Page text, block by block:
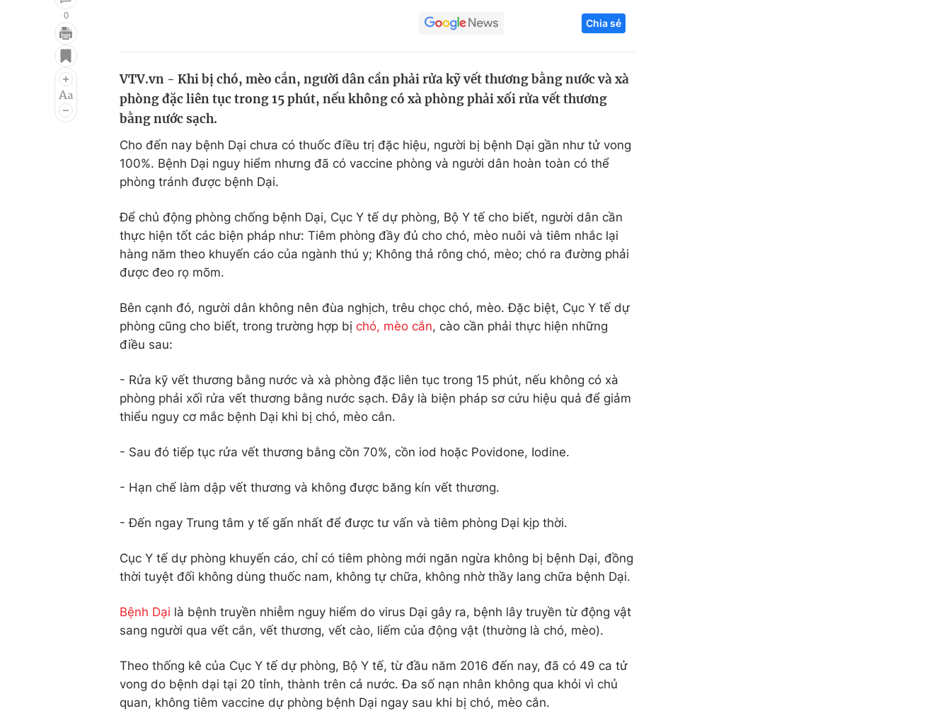
Điện ảnh
Âm nhạc
Du lịch
Làm đẹp
Chất lượng cuộc sống
Tuyển sinh
Học trực tuyến
Hitech Công nghệ tương lai
Sản phẩm
Tư vấn
0
Chia sẻ
VTV.vn - Khi bị chó, mèo cắn, người dân cần phải rửa kỹ vết thương bằng nước và xà
phòng đặc liên tục trong 15 phút, nếu không có xà phòng phải xối rửa vết thương
bằng nước sạch.
Cho đến nay bệnh Dại chưa có thuốc điều trị đặc hiệu, người bị bệnh Dại gần như tử vong
100%. Bệnh Dại nguy hiểm nhưng đã có vaccine phòng và người dân hoàn toàn có thể
phòng tránh được bệnh Dại.
Để chủ động phòng chống bệnh Dại, Cục Y tế dự phòng, Bộ Y tế cho biết, người dân cần
thực hiện tốt các biện pháp như: Tiêm phòng đầy đủ cho chó, mèo nuôi và tiêm nhắc lại
hàng năm theo khuyến cáo của ngành thú y; Không thả rông chó, mèo; chó ra đường phải
được đeo rọ mõm.
Bên cạnh đó, người dân không nên đùa nghịch, trêu chọc chó, mèo. Đặc biệt, Cục Y tế dự
phòng cũng cho biết, trong trường hợp bị chó, mèo cắn, cào cần phải thực hiện những
điều sau:
- Rửa kỹ vết thương bằng nước và xà phòng đặc liên tục trong 15 phút, nếu không có xà
phòng phải xối rửa vết thương bằng nước sạch. Đây là biện pháp sơ cứu hiệu quả để giảm
thiểu nguy cơ mắc bệnh Dại khi bị chó, mèo cắn.
- Sau đó tiếp tục rửa vết thương bằng cồn 70%, cồn iod hoặc Povidone, Iodine.
- Hạn chế làm dập vết thương và không được băng kín vết thương.
- Đến ngay Trung tâm y tế gấn nhất để được tư vấn và tiêm phòng Dại kịp thời.
Cục Y tế dự phòng khuyến cáo, chỉ có tiêm phòng mới ngăn ngừa không bị bệnh Dại, đồng
thời tuyệt đối không dùng thuốc nam, không tự chữa, không nhờ thầy lang chữa bệnh Dại.
Bệnh Dại là bệnh truyền nhiễm nguy hiểm do virus Dại gây ra, bệnh lây truyền từ động vật
sang người qua vết cắn, vết thương, vết cào, liếm của động vật (thường là chó, mèo).
Theo thống kê của Cục Y tế dự phòng, Bộ Y tế, từ đầu năm 2016 đến nay, đã có 49 ca tử
vong do bệnh dại tại 20 tỉnh, thành trên cả nước. Đa số nạn nhân không qua khỏi vì chủ
quan, không tiêm vaccine dự phòng bệnh Dại ngay sau khi bị chó, mèo cắn.